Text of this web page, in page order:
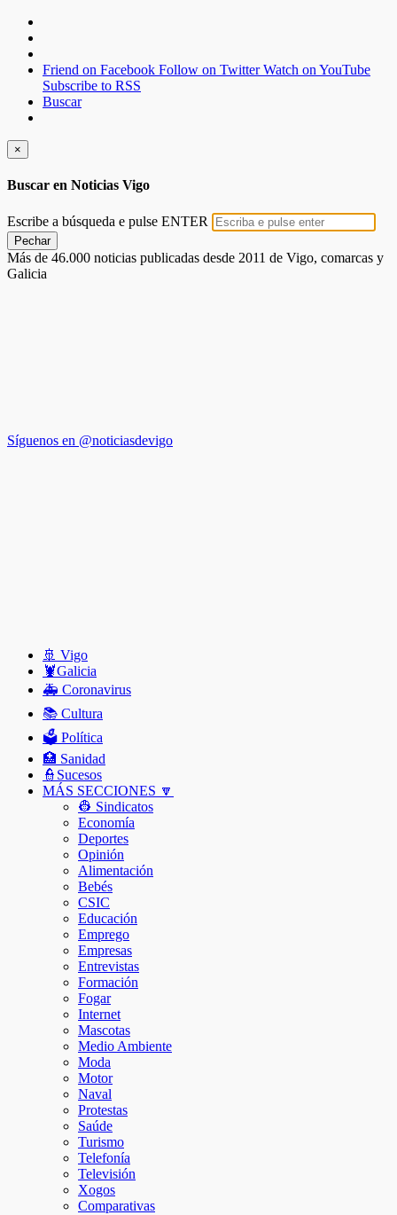
Friend on Facebook Follow on Twitter Watch on YouTube
Subscribe to RSS
Buscar
×
Buscar en Noticias Vigo
Escribe a búsqueda e pulse ENTER
Pechar
Más de 46.000 noticias publicadas desde 2011 de Vigo, comarcas y
Galicia
Síguenos en @noticiasdevigo
🚢 Vigo
🦞️Galicia
🚑 Coronavirus
📚 Cultura
🗳️ Política
🏥 Sanidad
👮Sucesos
MÁS SECCIONES 🔽
👷 Sindicatos
Economía
Deportes
Opinión
Alimentación
Bebés
CSIC
Educación
Emprego
Empresas
Entrevistas
Formación
Fogar
Internet
Mascotas
Medio Ambiente
Moda
Motor
Naval
Protestas
Saúde
Turismo
Telefonía
Televisión
Xogos
Comparativas